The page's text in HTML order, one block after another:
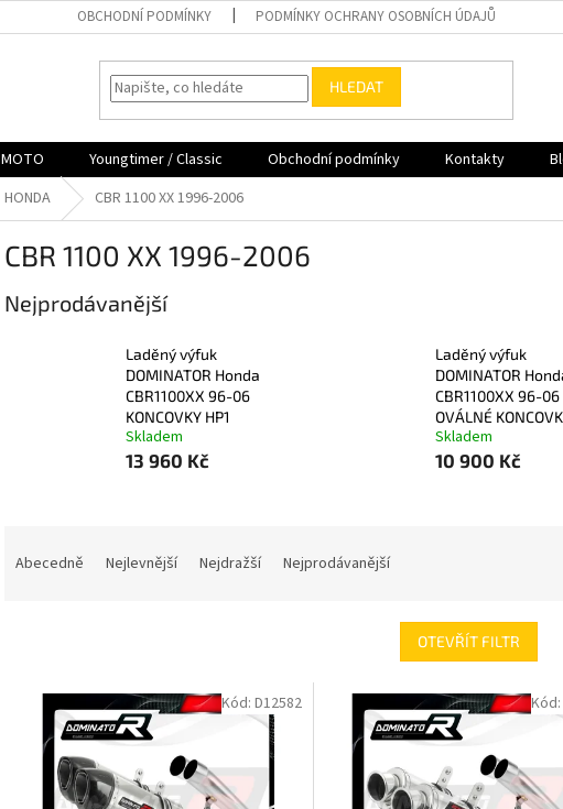
OBCHODNÍ PODMÍNKY PODMÍNKY OCHRANY OSOBNÍCH ÚDAJŮ
HLEDAT
MOTO Youngtimer / Classic Obchodní podmínky Kontakty
HONDA CBR 1100 XX 1996-2006
CBR 1100 XX 1996-2006
Nejprodávanější
Laděný výfuk
DOMINATOR Honda
CBR1100XX 96-06
KONCOVKY HP1
Skladem
13 960 Kč
Laděný výfuk
DOMINATOR
CBR1100XX 96-06
OVÁLNÉ
Skladem
10 900 Kč
Abecedně Nejlevnější Nejdražší Nejprodávanější
OTEVŘÍT FILTR
Kód: D12582 Kód: